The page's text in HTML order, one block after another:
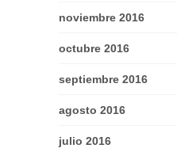
noviembre 2016
octubre 2016
septiembre 2016
agosto 2016
julio 2016